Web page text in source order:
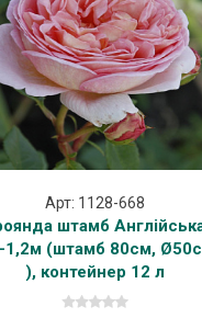
Арт: 1128-668
штамб
1,2м (штамб 80см,
), контейнер 12 л